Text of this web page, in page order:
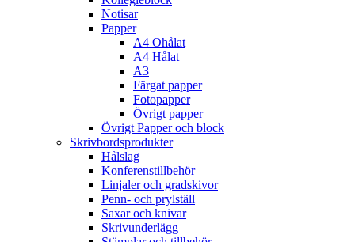
Notisar
Papper
A4 Ohålat
A4 Hålat
A3
Färgat papper
Fotopapper
Övrigt papper
Övrigt Papper och block
Skrivbordsprodukter
Hålslag
Konferenstillbehör
Linjaler och gradskivor
Penn- och prylställ
Saxar och knivar
Skrivunderlägg